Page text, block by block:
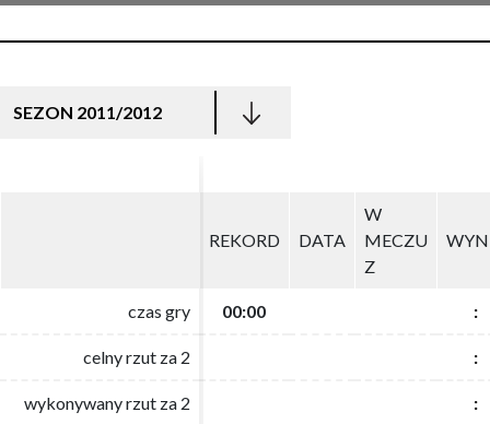
SEZON 2011/2012
REKORD DATA
W
MECZU
Z
czas gry 00:00 :
celny rzut za 2 :
wykonywany rzut za 2 :
REKORD DATA
W
MECZU
Z
czas gry 00:00 :
celny rzut za 2 :
wykonywany rzut za 2 :